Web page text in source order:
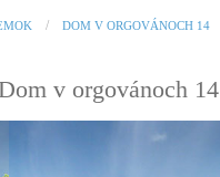
DOM V ORGOVÁNOCH 14
v orgovánoch